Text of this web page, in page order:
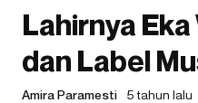
Lahirnya
dan Label
Amira Paramesti 5 tahun lalu